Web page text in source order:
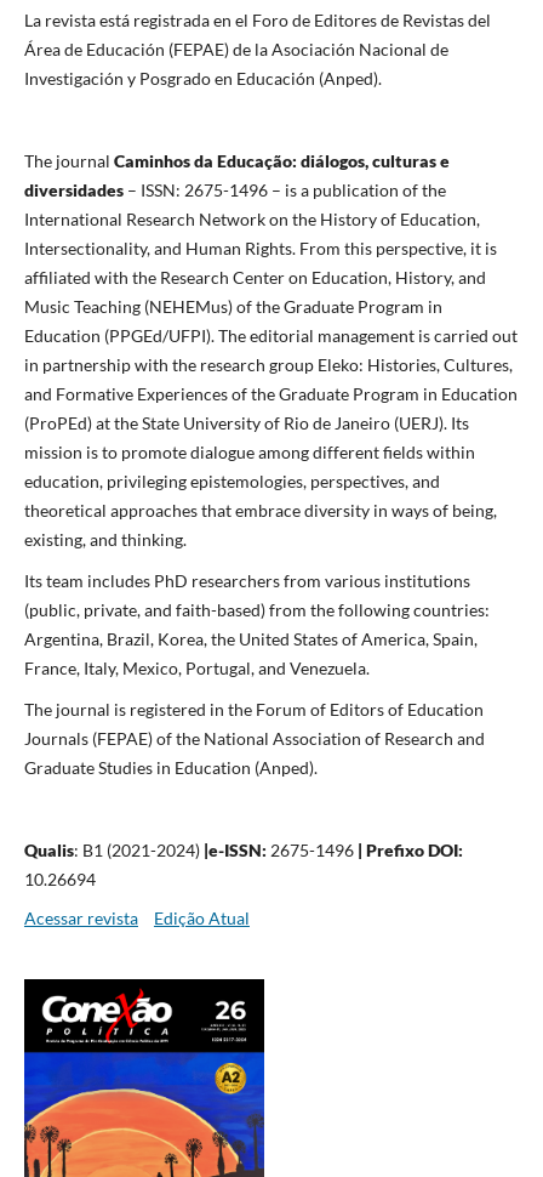
La revista está registrada en el Foro de Editores de Revistas del
Área de Educación (FEPAE) de la Asociación Nacional de
Investigación y Posgrado en Educación (Anped).
The journal Caminhos da Educação: diálogos, culturas e
diversidades– ISSN: 2675-1496 – is a publication of the
International Research Network on the History of Education,
Intersectionality, and Human Rights. From this perspective, it is
affiliated with the Research Center on Education, History, and
Music Teaching (NEHEMus) of the Graduate Program in
Education (PPGEd/UFPI). The editorial management is carried out
in partnership with the research group Eleko: Histories, Cultures,
and Formative Experiences of the Graduate Program in Education
(ProPEd) at the State University of Rio de Janeiro (UERJ). Its
mission is to promote dialogue among different fields within
education, privileging epistemologies, perspectives, and
theoretical approaches that embrace diversity in ways of being,
existing, and thinking.
Its team includes PhD researchers from various institutions
(public, private, and faith-based) from the following countries:
Argentina, Brazil, Korea, the United States of America, Spain,
France, Italy, Mexico, Portugal, and Venezuela.
The journal is registered in the Forum of Editors of Education
Journals (FEPAE) of the National Association of Research and
Graduate Studies in Education (Anped).
Qualis: B1 (2021-2024)|e-ISSN: 2675-1496 | Prefixo DOI:
10.26694
Acessar revista
Edição Atual